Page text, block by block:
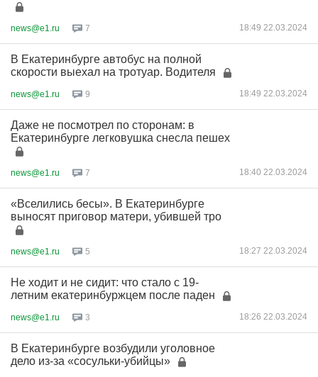
news@e1.ru 7 18:49 22.03.2024
В Екатеринбурге автобус на полной
скорости выехал на тротуар. Водителя
news@e1.ru 9 18:49 22.03.2024
Даже не посмотрел по сторонам: в
Екатеринбурге легковушка снесла пешех
news@e1.ru 7 18:40 22.03.2024
«Вселились бесы». В Екатеринбурге
выносят приговор матери, убившей тро
news@e1.ru 5 18:27 22.03.2024
Не ходит и не сидит: что стало с 19-
летним екатеринбуржцем после паден
news@e1.ru 3 18:26 22.03.2024
В Екатеринбурге возбудили уголовное
дело из-за «сосульки-убийцы»